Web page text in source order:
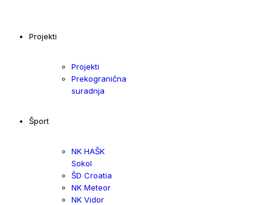
Projekti
Projekti
Prekogranična
suradnja
Šport
NK HAŠK
Sokol
ŠD Croatia
NK Meteor
NK Vidor